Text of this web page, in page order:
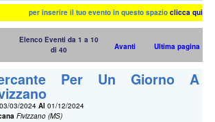
per inserire il tuo evento in questo spazioclicca qui
Elenco Eventi da 1 a 10
di 40
Avanti Ultima pagina
Per Un Giorno A
03/03/2024Al 01/12/2024
Fivizzano (MS)